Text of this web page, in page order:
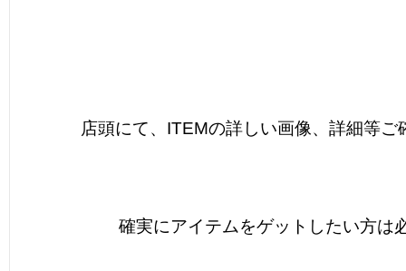
店頭にて、ITEMの詳しい画像、詳細等ご
確実にアイテムをゲットしたい方は